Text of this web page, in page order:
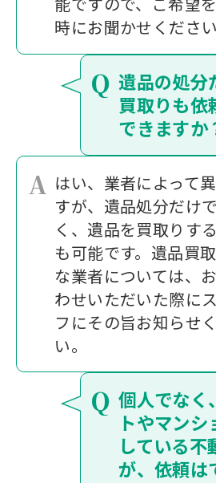
時にお聞かせください
Q 遺品の処分
買取りも依
できますか
A はい、業者によって
すが、遺品処分だけ
く、遺品を買取りす
も可能です。遺品買
な業者については、
わせいただいた際に
フにその旨お知らせ
い。
Q 個人でなく
トやマン
している不
が、依頼は